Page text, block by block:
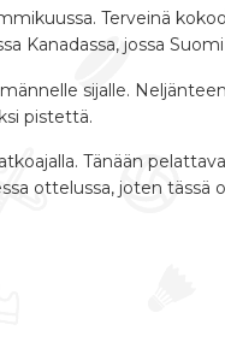
Terveinä
jossa
sijalle.
pistettä.
Tänään
ottelussa, joten tässä